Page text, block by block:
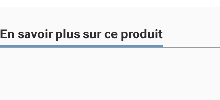
En savoir plus sur ce produit